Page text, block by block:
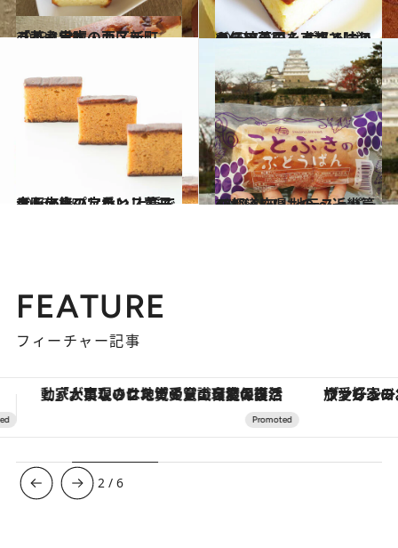
2013.12.8
これぞ日本のカステラ！ 大阪・西区新町「茶丸堂」
グルメ 2015.7.12
カステラのふるさとはスイーツ天国！ ポルトガルの伝統菓子を京都で味わう
グルメ
2016.6.15
大阪土産の定番としてリストアップしたい 上質で良心価格のフランス菓子
グルメ 2017.1.27
47都道府県 地元スーパーのおいしいもの ～近畿篇～
グルメ
FEATURE
フィーチャー記事
ヴァシュロン・コンスタンタン「オーヴァーシーズ・オートマティック」。旅愛好家のお気に入りコレクションから、ジェンダーレスな新作が登場 【夏限定ディナーコース】旬を
3 /6